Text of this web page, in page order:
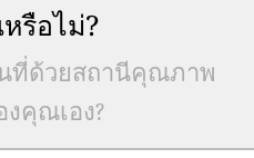
รือไม่?
ที่ด้วยสถานีคุณภาพ
คุณเอง?